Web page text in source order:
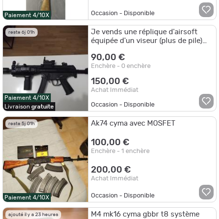
Paiement 4/10X Occasion - Disponible
reste 6j 01h
Paiement 4/10X
Livraison gratuite
Je vends une réplique d'airsoft
équipée d'un viseur (plus de pile)
90,00 €
Enchère - 0 enchère
150,00 €
Achat Immédiat
Occasion - Disponible
reste 5j 01h
Paiement 4/10X
Ak74 cyma avec MOSFET
100,00 €
Enchère - 1 enchère
200,00 €
Achat Immédiat
Occasion - Disponible
ajouté il y a 23 heures
M4 mk16 cyma gbbr t8 système